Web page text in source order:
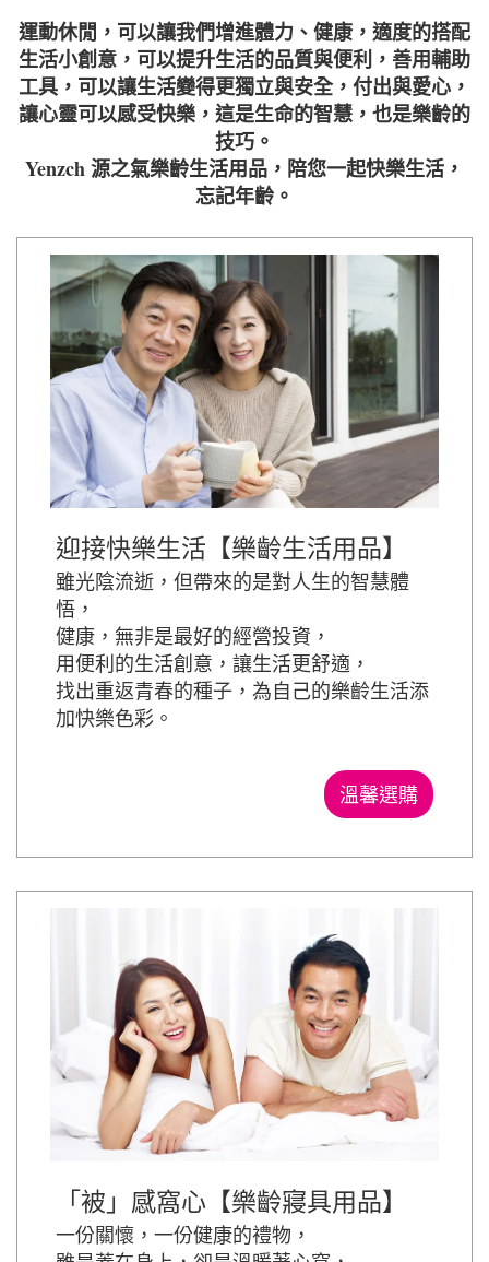
運動休閒，可以讓我們增進體力、健康，適度的搭配
生活小創意，可以提升生活的品質與便利，善用輔助
工具，可以讓生活變得更獨立與安全，付出與愛心，
讓心靈可以感受快樂，這是生命的智慧，也是樂齡的
技巧。
Yenzch 源之氣樂齡生活用品，陪您一起快樂生活，
忘記年齡。
迎接快樂生活【樂齡生活用品】
雖光陰流逝，但帶來的是對人生的智慧體
悟，
健康，無非是最好的經營投資，
用便利的生活創意，讓生活更舒適，
找出重返青春的種子，為自己的樂齡生活添
加快樂色彩。
溫馨選購
「被」感窩心【樂齡寢具用品】
一份關懷，一份健康的禮物，